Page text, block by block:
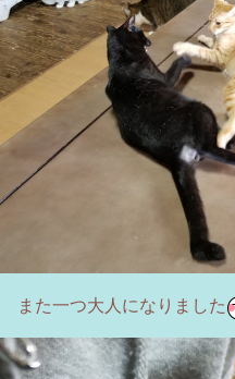
また一つ大人になりました